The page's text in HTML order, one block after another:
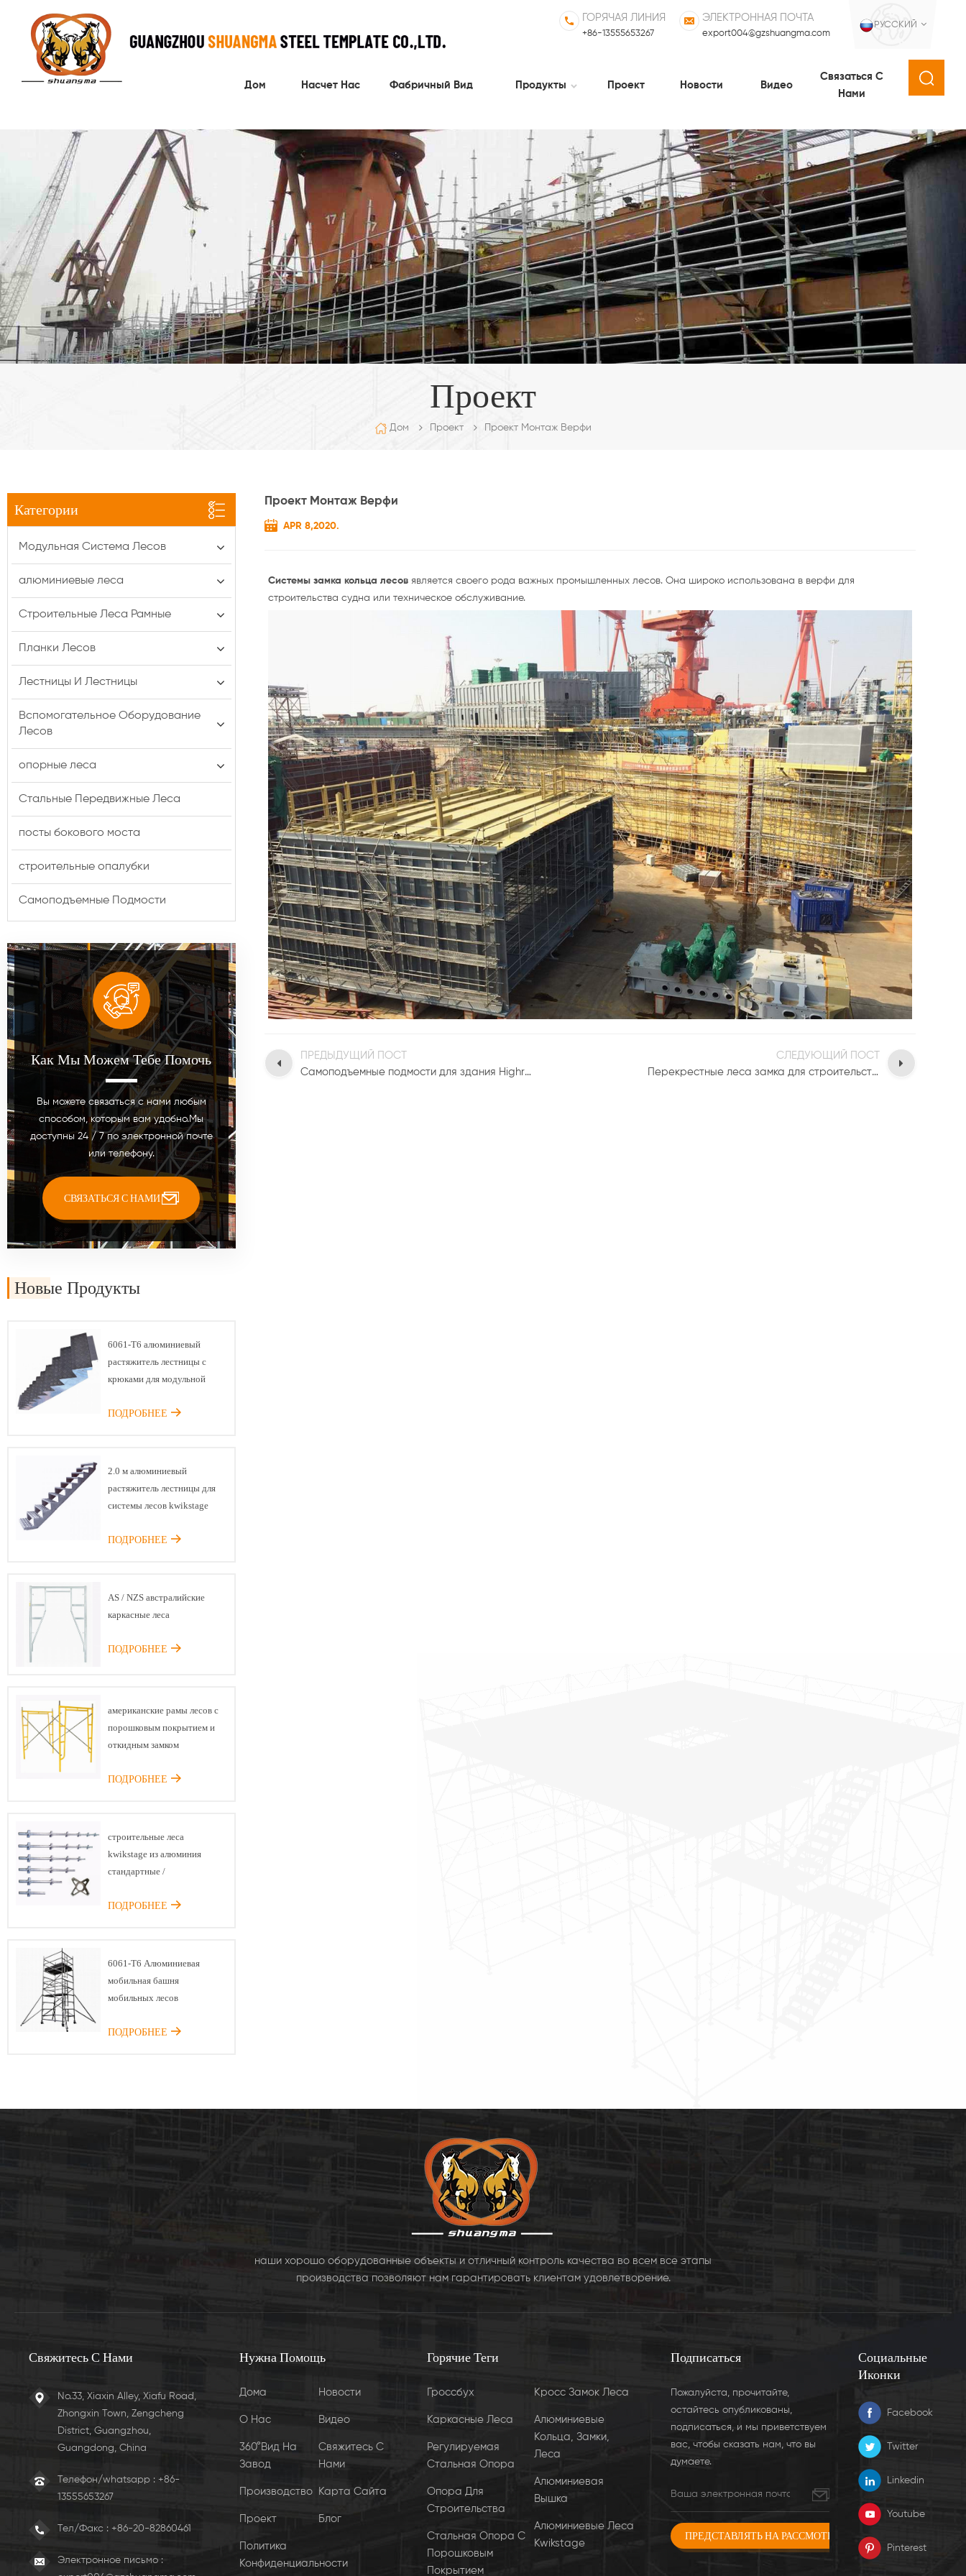
РУССКИЙ
ГОРЯЧАЯ ЛИНИЯ
+86-13555653267
ЭЛЕКТРОННАЯ ПОЧТА
export004@gzshuangma.com
Дом Насчет Нас Фабричный Вид Продукты Проект Новости Видео
Связаться С
Нами
Проект
Дом Проект Проект Монтаж Верфи
Проект Монтаж Верфи
APR 8,2020.
Системы замка кольца лесовявляется своего рода важных промышленных лесов. Она широко использована в верфи для
строительства судна или техническое обслуживание.
ПРЕДЫДУЩИЙ ПОСТ
Самоподъемные подмости для здания Highrise
СЛЕДУЮЩИЙ ПОСТ
Перекрестные леса замка для строительства завода строительных
Категории
Модульная Система Лесов
алюминиевые леса
Строительные Леса Рамные
Планки Лесов
Лестницы И Лестницы
Вспомогательное Оборудование
Лесов
опорные леса
Стальные Передвижные Леса
посты бокового моста
строительные опалубки
Самоподъемные Подмости
Как Мы Можем Тебе Помочь
Вы можете связаться с нами любым
способом, которым вам удобно.Мы
доступны 24 / 7 по электронной почте
или телефону.
СВЯЗАТЬСЯ С НАМИ
Новые Продукты
6061-T6 алюминиевый
растяжитель лестницы с
крюками для модульной
ПОДРОБНЕЕ
2.0 м алюминиевый
растяжитель лестницы для
системы лесов kwikstage
ПОДРОБНЕЕ
AS / NZS австралийские
каркасные леса
ПОДРОБНЕЕ
американские рамы лесов с
порошковым покрытием и
откидным замком
ПОДРОБНЕЕ
строительные леса
kwikstage из алюминия
стандартные /
ПОДРОБНЕЕ
6061-T6 Алюминиевая
мобильная башня
мобильных лесов
ПОДРОБНЕЕ
наши хорошо оборудованные объекты и отличный контроль качества во всем все этапы
производства позволяют нам гарантировать клиентам удовлетворение.
Свяжитесь С Нами
No.33, Xiaxin Alley, Xiafu Road,
Zhongxin Town, Zengcheng
District, Guangzhou,
Guangdong, China
Телефон/whatsapp : +86-
13555653267
Тел/Факс : +86-20-82860461
Электронное письмо :
Нужна Помощь
Дома
О Нас
360°Вид На
Завод
Производство
Проект
Политика
Конфиденциальности
Новости
Видео
Свяжитесь С
Нами
Карта Сайта
Блог
Горячие Теги
Гроссбух
Каркасные Леса
Регулируемая
Стальная Опора
Опора Для
Строительства
Стальная Опора С
Порошковым
Покрытием
Кросс Замок Леса
Алюминиевые
Кольца, Замки,
Леса
Алюминиевая
Вышка
Алюминиевые Леса
Kwikstage
Подписаться
Пожалуйста, прочитайте,
остайтесь опубликованы,
подписаться, и мы приветствуем
вас, чтобы сказать нам, что вы
думаете.
Социальные
Иконки
Facebook
Twitter
Linkedin
Youtube
Pinterest